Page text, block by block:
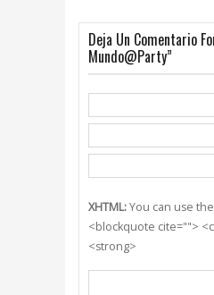
Deja Un Comentario
Mundo@Party”
XHTML:You can use
<blockquote cite="">
<strong>